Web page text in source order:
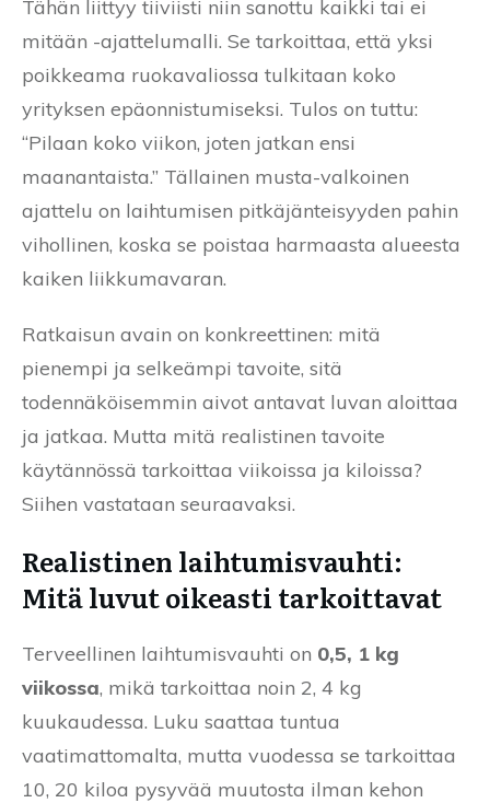
Tähän liittyy tiiviisti niin sanottu kaikki tai ei
mitään -ajattelumalli. Se tarkoittaa, että yksi
poikkeama ruokavaliossa tulkitaan koko
yrityksen epäonnistumiseksi. Tulos on tuttu:
“Pilaan koko viikon, joten jatkan ensi
maanantaista.” Tällainen musta-valkoinen
ajattelu on laihtumisen pitkäjänteisyyden pahin
vihollinen, koska se poistaa harmaasta alueesta
kaiken liikkumavaran.
Ratkaisun avain on konkreettinen: mitä
pienempi ja selkeämpi tavoite, sitä
todennäköisemmin aivot antavat luvan aloittaa
ja jatkaa. Mutta mitä realistinen tavoite
käytännössä tarkoittaa viikoissa ja kiloissa?
Siihen vastataan seuraavaksi.
Realistinen laihtumisvauhti:
Mitä luvut oikeasti tarkoittavat
Terveellinen laihtumisvauhti on 0,5, 1 kg
viikossa, mikä tarkoittaa noin 2, 4 kg
kuukaudessa. Luku saattaa tuntua
vaatimattomalta, mutta vuodessa se tarkoittaa
10, 20 kiloa pysyvää muutosta ilman kehon